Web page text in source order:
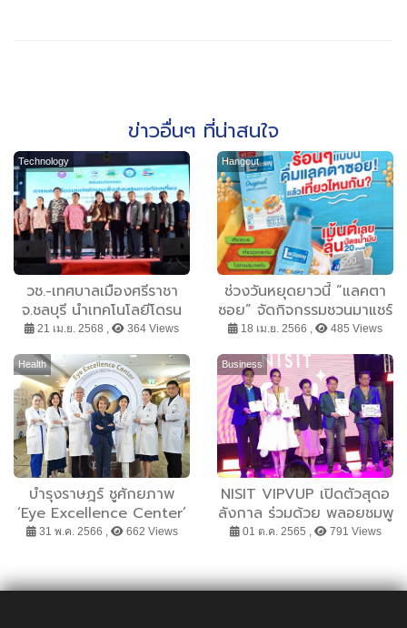
ข่าวอื่นๆ ที่น่าสนใจ
Technology
วช.-เทศบาลเมืองศรีราชา
จ.ชลบุรี นำเทคโนโลยีโดรน
แปรอักษร ร่วมส่งเสริมการ
ท่องเที่ยวมรดกทาง
วัฒนธรรม ในงานสงกรานต์
ศรีมหาราชาและประเพณีกอง
ข้าว ปี2568 ประชาชนหลัก
หมื่นร่วมเฝ้าชมการแสดง
21 เม.ย. 2568 , 364 Views
Hangout
ช่วงวันหยุดยาวนี้ “แลคตา
ซอย” จัดกิจกรรมชวนมาแชร์
“ร้อนๆ แบบนี้ ดื่มแลคตา
ซอยแล้วเที่ยวไหนกัน”
18 เม.ย. 2566 , 485 Views
Health
บำรุงราษฎร์ ชูศักยภาพ
‘Eye Excellence Center’
และมิติการทำงานแบบไร้รอย
ความซับซ้อนโรคของดวงตา
31 พ.ค. 2566 , 662 Views
Business
NISIT VIPVUP เปิดตัวสุดอ
ลังกาล ร่วมด้วย พลอยชมพู
และ มิ้น นวินดา สอง
01 ต.ค. 2565 , 791 Views